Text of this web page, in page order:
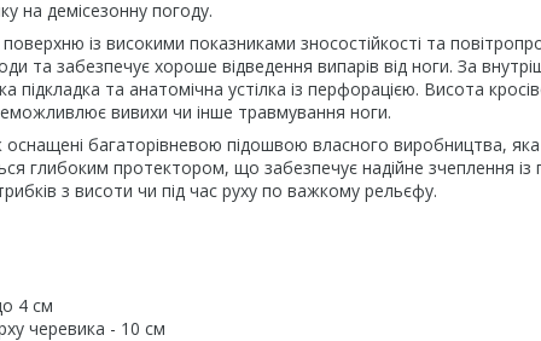
на демісезонну погоду.
із високими показниками зносостійкості та
та забезпечує хороше відведення випарів від ноги. За
підкладка та анатомічна устілка із перфорацією. Висота
вивихи чи інше травмування ноги.
оснащені багаторівневою підошвою власного виробництва,
глибоким протектором, що забезпечує надійне зчеплення
з висоти чи під час руху по важкому рельєфу.
4 см
черевика - 10 см